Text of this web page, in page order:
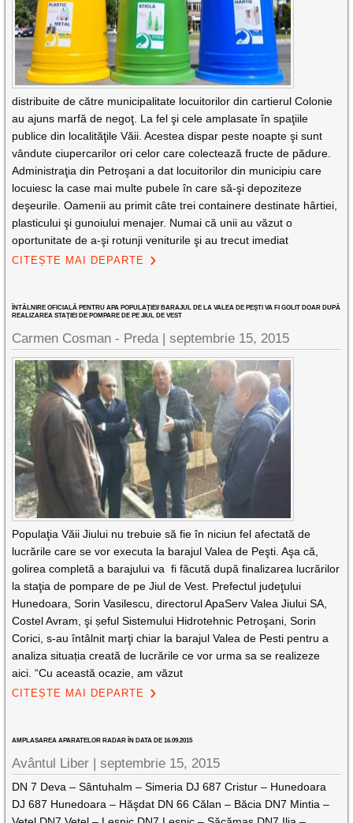
distribuite de către municipalitate locuitorilor din cartierul Colonie
au ajuns marfă de negoţ. La fel şi cele amplasate în spaţiile
publice din localităţile Văii. Acestea dispar peste noapte şi sunt
vândute ciupercarilor ori celor care colectează fructe de pădure.
Administraţia din Petroşani a dat locuitorilor din municipiu care
locuiesc la case mai multe pubele în care să-şi depoziteze
deşeurile. Oamenii au primit câte trei containere destinate hârtiei,
plasticului şi gunoiului menajer. Numai că unii au văzut o
oportunitate de a-şi rotunji veniturile şi au trecut imediat
CITEȘTE MAI DEPARTE
ÎNTÂLNIRE OFICIALĂ PENTRU APA POPULAŢIEI/ BARAJUL DE LA VALEA DE PEŞTI VA FI GOLIT DOAR DUPĂ
REALIZAREA STAŢIEI DE POMPARE DE PE JIUL DE VEST
Carmen Cosman - Preda |septembrie 15, 2015
Populaţia Văii Jiului nu trebuie să fie în niciun fel afectată de
lucrările care se vor executa la barajul Valea de Peşti. Aşa că,
golirea completă a barajului va fi făcută după finalizarea lucrărilor
la staţia de pompare de pe Jiul de Vest. Prefectul judeţului
Hunedoara, Sorin Vasilescu, directorul ApaServ Valea Jiului SA,
Costel Avram, şi șeful Sistemului Hidrotehnic Petroşani, Sorin
Corici, s-au întâlnit marţi chiar la barajul Valea de Pesti pentru a
analiza situația creată de lucrările ce vor urma sa se realizeze
aici. “Cu această ocazie, am văzut
CITEȘTE MAI DEPARTE
AMPLASAREA APARATELOR RADAR ÎN DATA DE 16.09.2015
Avântul Liber |septembrie 15, 2015
DN 7 Deva – Sântuhalm – Simeria DJ 687 Cristur – Hunedoara
DJ 687 Hunedoara – Hăşdat DN 66 Călan – Băcia DN7 Mintia –